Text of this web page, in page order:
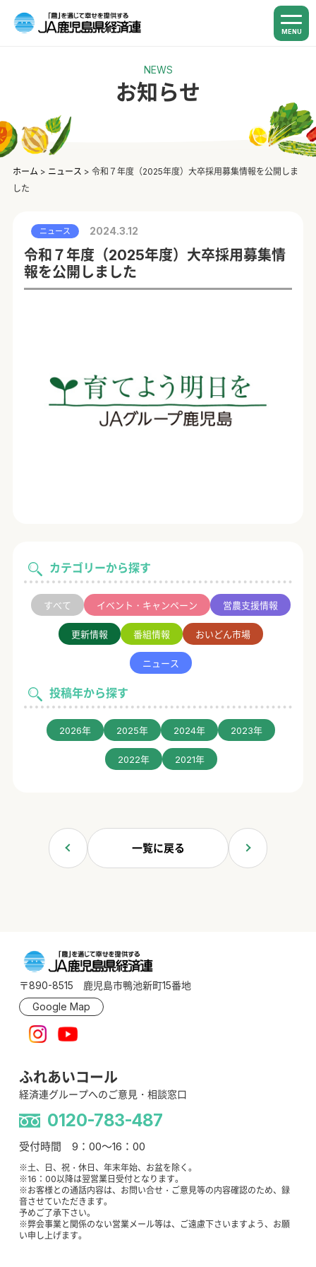
MENU
NEWS
お知らせ
ホーム > ニュース > 令和７年度（2025年度）大卒採用募集情報を公開しま
した
カテゴリーから探す
すべて イベント・キャンペーン 営農支援情報
更新情報 番組情報 おいどん市場
ニュース
投稿年から探す
2026年 2025年 2024年 2023年
2022年 2021年
ニュース 2024.3.12
令和７年度（2025年度）大卒採用募集情
報を公開しました
一覧に戻る
〒890-8515 鹿児島市鴨池新町15番地
Google Map
ふれあいコール
経済連グループへのご意見・相談窓口
0120-783-487
受付時間 9：00～16：00
※土、日、祝・休日、年末年始、お盆を除く。
※16：00以降は翌営業日受付となります。
※お客様との通話内容は、お問い合せ・ご意見等の内容確認のため、録
音させていただきます。
予めご了承下さい。
※弊会事業と関係のない営業メール等は、ご遠慮下さいますよう、お願
い申し上げます。